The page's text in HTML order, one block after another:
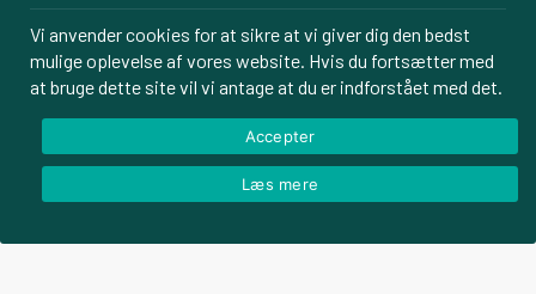
Om os
Kontakt
Handelsbetingelser
© Danfoods ApS – CVR 32771920
Vi anvender cookies for at sikre at vi giver dig den bedst
mulige oplevelse af vores website. Hvis du fortsætter med
at bruge dette site vil vi antage at du er indforstået med det.
Accepter
Læs mere